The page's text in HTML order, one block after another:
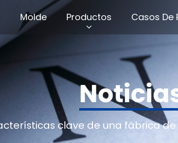
Molde Productos Casos De
clave de una fábrica